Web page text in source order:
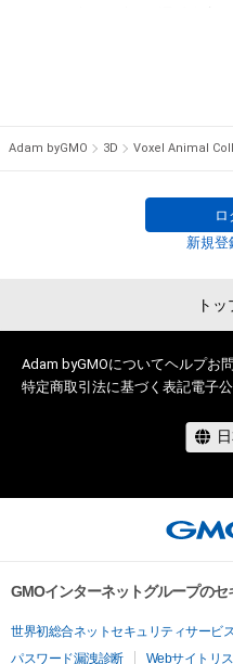
・本アイテムに関する創作物
に反する利用またはその恐
・フクロウ（3種類）▶ adam.jp/
adam.jp/
Adam byGMO 3D Voxel Animal
ロ
新規登
ト
Adam byGMOについてヘルプお
特定商取引法に基づく表記電子
GMOインターネットグループの
世界初総合ネットセキュリティサービ
パスワード漏洩診断
Webサイトリ